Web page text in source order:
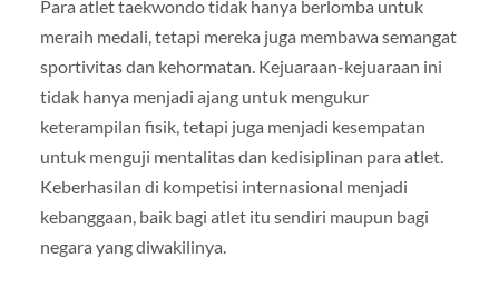
Para atlet taekwondo tidak hanya berlomba untuk
meraih medali, tetapi mereka juga membawa semangat
sportivitas dan kehormatan. Kejuaraan-kejuaraan ini
tidak hanya menjadi ajang untuk mengukur
keterampilan fisik, tetapi juga menjadi kesempatan
untuk menguji mentalitas dan kedisiplinan para atlet.
Keberhasilan di kompetisi internasional menjadi
kebanggaan, baik bagi atlet itu sendiri maupun bagi
negara yang diwakilinya.